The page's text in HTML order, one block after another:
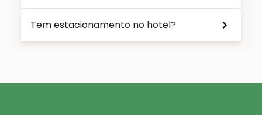
Tem estacionamento no hotel?